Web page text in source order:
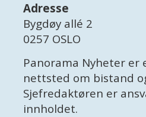
Adresse
Bygdøy allé 2
0257 OSLO
Panorama Nyheter er
nettsted om bistand
Sjefredaktøren er
innholdet.